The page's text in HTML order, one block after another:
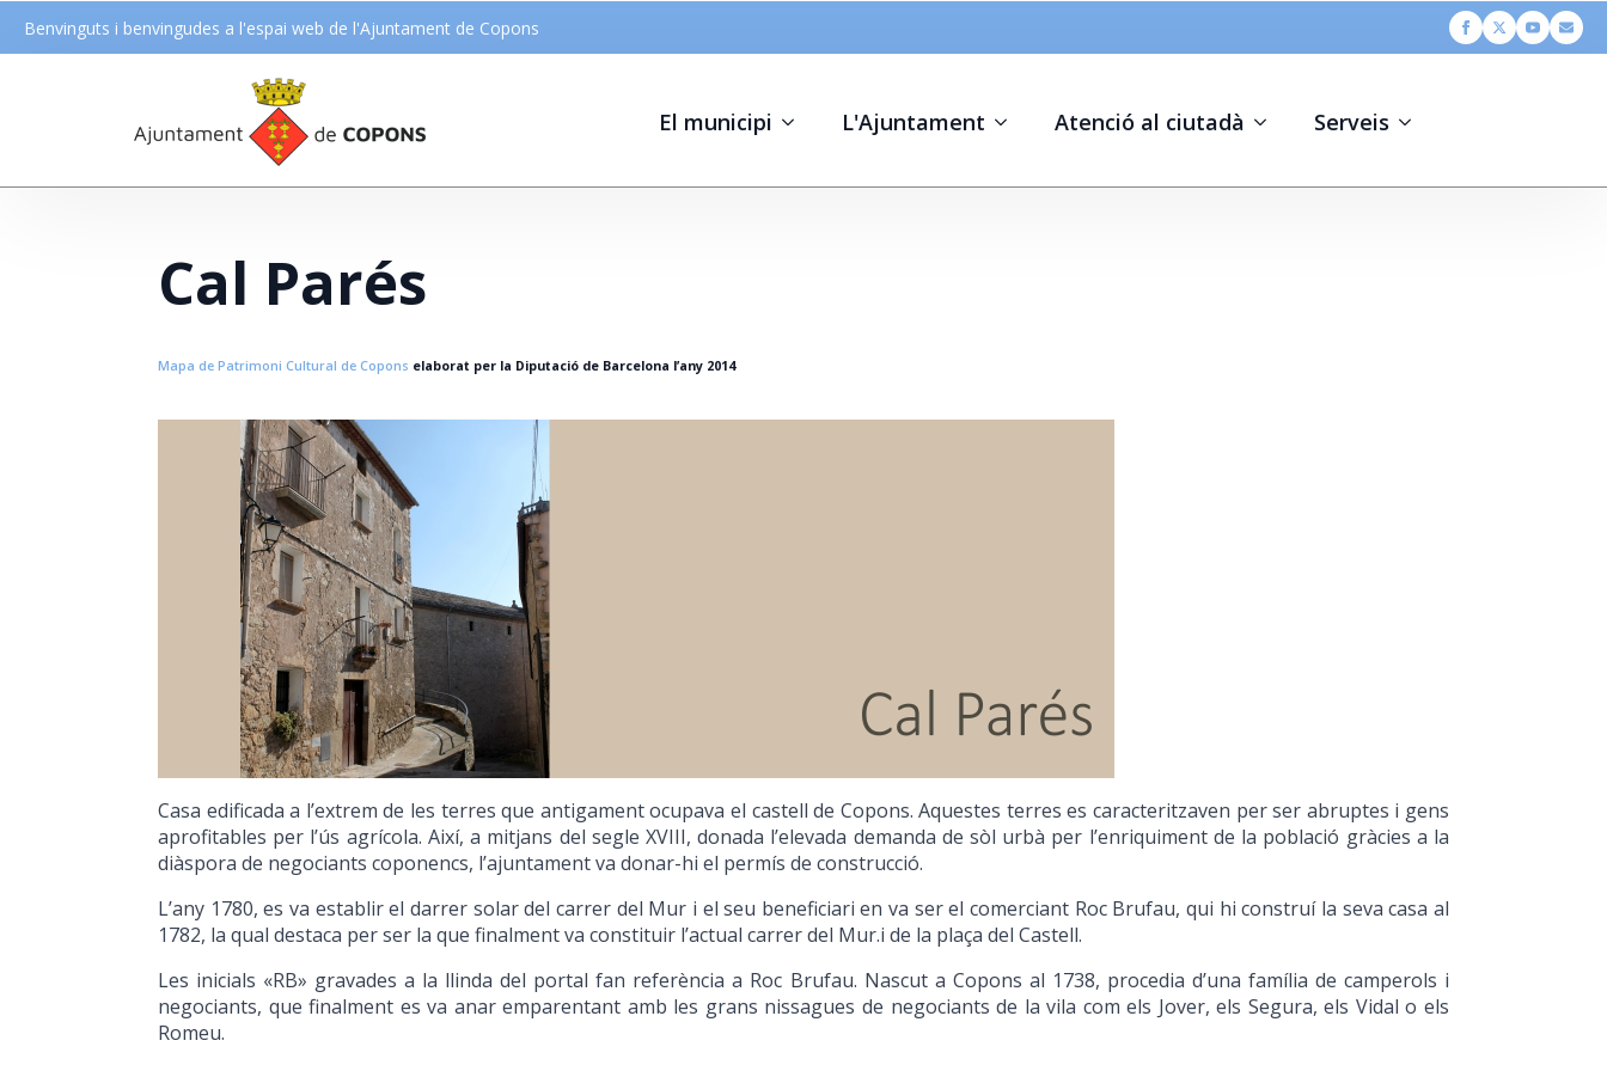
Benvinguts i benvingudes a l'espai web de l'Ajuntament de Copons
El municipi L'Ajuntament Atenció al ciutadà Serveis
Cal Parés
Mapa de Patrimoni Cultural de Copons elaborat per la Diputació de Barcelona l’any 2014
Casa edificada a l’extrem de les terres que antigament ocupava el castell de Copons. Aquestes terres es caracteritzaven per ser abruptes i gens
aprofitables per l’ús agrícola. Així, a mitjans del segle XVIII, donada l’elevada demanda de sòl urbà per l’enriquiment de la població gràcies a la
diàspora de negociants coponencs, l’ajuntament va donar-hi el permís de construcció.
L’any 1780, es va establir el darrer solar del carrer del Mur i el seu beneficiari en va ser el comerciant Roc Brufau, qui hi construí la seva casa al
1782, la qual destaca per ser la que finalment va constituir l’actual carrer del Mur.i de la plaça del Castell.
Les inicials «RB» gravades a la llinda del portal fan referència a Roc Brufau. Nascut a Copons al 1738, procedia d’una família de camperols i
negociants, que finalment es va anar emparentant amb les grans nissagues de negociants de la vila com els Jover, els Segura, els Vidal o els
Romeu.